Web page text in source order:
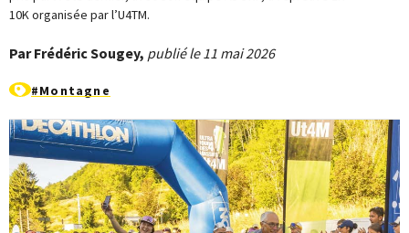
10K organisée par l’U4TM.
Par Frédéric Sougey, publié le 11 mai 2026
#Montagne